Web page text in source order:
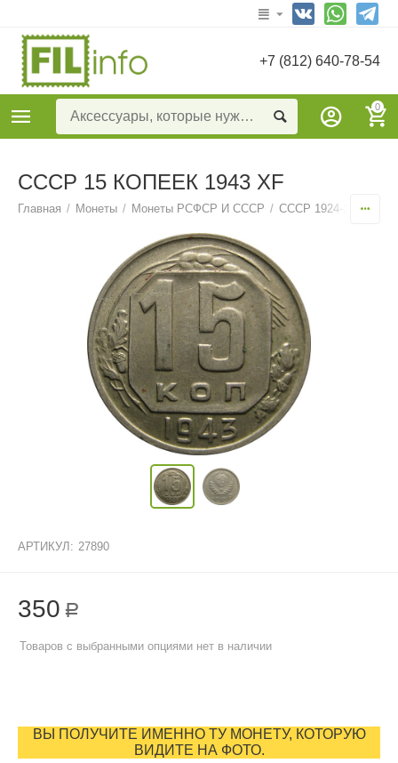
+7 (812) 640-78-54
0
СССР 15 КОПЕЕК 1943 XF
Главная / Монеты / Монеты РСФСР И СССР / СССР 1924-1957
АРТИКУЛ: 27890
350 Р
Товаров с выбранными опциями нет в наличии
ВЫ ПОЛУЧИТЕ ИМЕННО ТУ МОНЕТУ, КОТОРУЮ
ВИДИТЕ НА ФОТО.